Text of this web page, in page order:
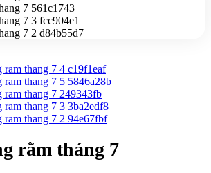
rằm tháng 7